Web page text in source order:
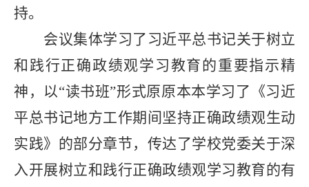
持。
会议集体学习了习近平总书记关于树立
和践行正确政绩观学习教育的重要指示精
神，以“读书班”形式原原本本学习了《习近
平总书记地方工作期间坚持正确政绩观生动
实践》的部分章节，传达了学校党委关于深
入开展树立和践行正确政绩观学习教育的有